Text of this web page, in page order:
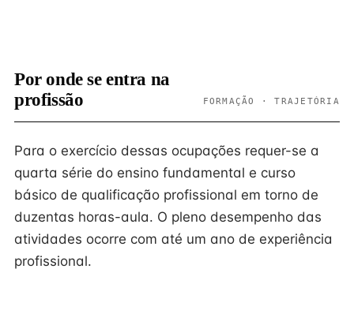
Por onde se entra na
profissão
FORMAÇÃO · TRAJETÓRIA
Para o exercício dessas ocupações requer-se a
quarta série do ensino fundamental e curso
básico de qualificação profissional em torno de
duzentas horas-aula. O pleno desempenho das
atividades ocorre com até um ano de experiência
profissional.